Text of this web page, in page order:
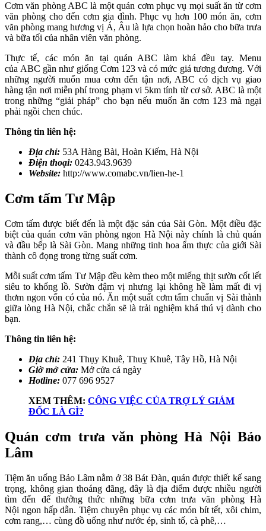
Cơm văn phòng ABC là một quán cơm phục vụ mọi suất ăn từ cơm
văn phòng cho đến cơm gia đình. Phục vụ hơn 100 món ăn, cơm
văn phòng mang hương vị Á, Âu là lựa chọn hoàn hảo cho bữa trưa
và bữa tối của nhân viên văn phòng.
Thực tế, các món ăn tại quán ABC làm khá đều tay. Menu
của ABC gần như giống Cơm 123 và có mức giá tương đương. Với
những người muốn mua cơm đến tận nơi, ABC có dịch vụ giao
hàng tận nơi miễn phí trong phạm vi 5km tính từ cơ sở. ABC là một
trong những “giải pháp” cho bạn nếu muốn ăn cơm 123 mà ngại
phải ngồi chen chúc.
Thông tin liên hệ:
Địa chỉ: 53A Hàng Bài, Hoàn Kiếm, Hà Nội
Điện thoại: 0243.943.9639
Website: http://www.comabc.vn/lien-he-1
Cơm tấm Tư Mập
Cơm tấm được biết đến là một đặc sản của Sài Gòn. Một điều đặc
biệt của quán cơm văn phòng ngon Hà Nội này chính là chủ quán
và đầu bếp là Sài Gòn. Mang những tinh hoa ẩm thực của giới Sài
thành cô đọng trong từng suất cơm.
Mỗi suất cơm tấm Tư Mập đều kèm theo một miếng thịt sườn cốt lết
siêu to khổng lồ. Sườn đậm vị nhưng lại không hề làm mất đi vị
thơm ngon vốn có của nó. Ăn một suất cơm tấm chuẩn vị Sài thành
giữa lòng Hà Nội, chắc chắn sẽ là trải nghiệm khá thú vị dành cho
bạn.
Thông tin liên hệ:
Địa chỉ: 241 Thụy Khuê, Thuỵ Khuê, Tây Hồ, Hà Nội
Giờ mở cửa: Mở cửa cả ngày
Hotline: 077 696 9527
XEM THÊM: CÔNG VIỆC CỦA TRỢ LÝ GIÁM
ĐỐC LÀ GÌ?
Quán cơm trưa văn phòng Hà Nội Bảo
Lâm
Tiệm ăn uống Bảo Lâm nằm ở 38 Bát Đàn, quán được thiết kế sang
trọng, không gian thoáng đãng, đây là địa điểm được nhiều người
tìm đến để thưởng thức những bữa cơm trưa văn phòng Hà
Nội ngon hấp dẫn. Tiệm chuyên phục vụ các món bít tết, xôi chim,
cơm rang,… cùng đồ uống như nước ép, sinh tố, cà phê,…